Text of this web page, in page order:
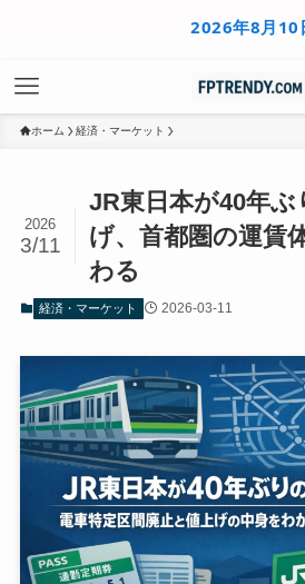
2026年8月10日の経
ホーム 経済・マーケット
JR東日本が40年ぶ
げ、首都圏の運賃
わる
2026
3/11
経済・マーケット 2026-03-11